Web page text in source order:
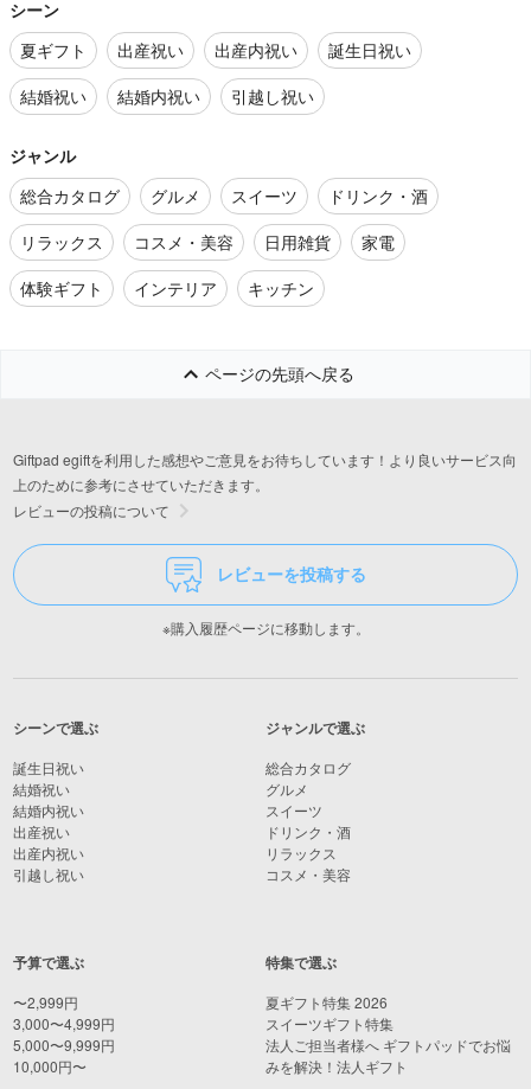
シーン
夏ギフト
出産祝い 出産内祝い
誕生日祝い
結婚祝い
結婚内祝い 引越し祝い
ジャンル
総合カタログ
グルメ スイーツ
ドリンク・酒
リラックス
コスメ・美容 日用雑貨
家電
体験ギフト
インテリア キッチン
ページの先頭へ戻る
Giftpad egiftを利用した感想やご意見をお待ちしています！より良いサービス向
上のために参考にさせていただきます。
レビューの投稿について
レビューを投稿する
※購入履歴ページに移動します。
シーンで選ぶ
誕生日祝い
結婚祝い
結婚内祝い
出産祝い
出産内祝い
引越し祝い
予算で選ぶ
〜2,999円
3,000〜4,999円
5,000〜9,999円
10,000円〜
ジャンルで選ぶ
総合カタログ
グルメ
スイーツ
ドリンク・酒
リラックス
コスメ・美容
特集で選ぶ
夏ギフト特集 2026
スイーツギフト特集
法人ご担当者様へ ギフトパッドでお悩
みを解決！法人ギフト